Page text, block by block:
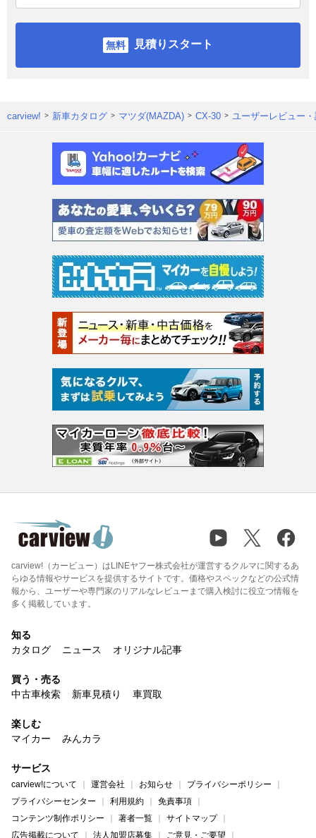
見積りスタート
carview! 新車カタログ マツダ(MAZDA) CX-30 ユーザーレビュー
carview!（カービュー）はLINEヤフー株式会社が運営するクルマに関するあ
らゆる情報やサービスを提供するサイトです。価格やスペックなどの公式情
報から、ユーザーや専門家のリアルなレビューまで購入検討に役立つ情報を
多く掲載しています。
知る
カタログ
ニュース オリジナル記事
買う・売る
中古車検索
新車見積り 車買取
楽しむ
マイカー
みんカラ
サービス
carview!について 運営会社 お知らせ
プライバシーポリシー
プライバシーセンター
利用規約
免責事項
コンテンツ制作ポリシー
著者一覧
サイトマップ
広告掲載について
法人加盟店募集 ご意見・ご要望